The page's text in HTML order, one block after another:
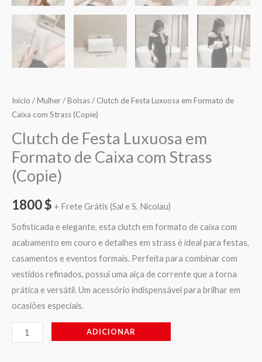
Início /Mulher/Bolsas/ Clutch de Festa Luxuosa em Formato de
Caixa com Strass (Copie)
Clutch de Festa Luxuosa em
Formato de Caixa com Strass
(Copie)
1800$ + Frete Grátis (Sal e S. Nicolau)
Sofisticada e elegante, esta clutch em formato de caixa com
acabamento em couro e detalhes em strass é ideal para festas,
casamentos e eventos formais. Perfeita para combinar com
vestidos refinados, possui uma alça de corrente que a torna
prática e versátil. Um acessório indispensável para brilhar em
ocasiões especiais.
ADICIONAR